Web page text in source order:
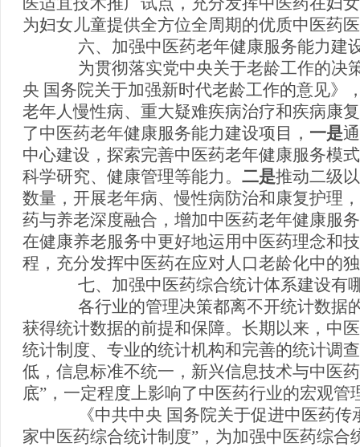
为妇女儿童提供全方位全周期的优质中医药
六、加强中医药老年健康服务能力建
为贯彻落实党中央关于老龄工作的决
央 国务院关于加强新时代老龄工作的意见》
老年人慢性病、重大疑难疾病治疗和疾病康
了中医药老年健康服务能力建设项目， 一是
中心建设，探索完善中医药老年健康服务模
科学研究、健康管理等能力。 二是推动二级
数量，开展老年病、慢性病防治和康复护理
药与养老深度融合，增加中医药老年健康服
在健康养老服务中更好地运用中医药理念和
程，充分发挥中医药在应对人口老龄化中的
七、加强中医药综合统计体系建设有
各行业的管理决策都离不开统计数据
获得统计数据的前提和保障。长期以来，中
统计制度、专业的统计机构和完善的统计调
低，信息标准不统一，新兴信息技术与中医
底”，一定程度上影响了中医药行业的宏观管
《中共中央 国务院关于促进中医药传
家中医药综合统计制度”，为加强中医药综